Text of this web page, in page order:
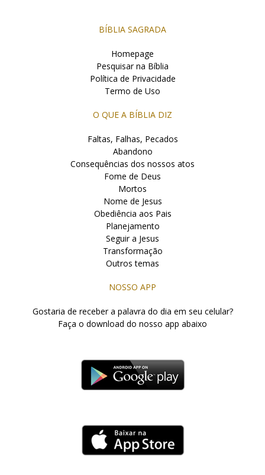
BÍBLIA SAGRADA
Homepage
Pesquisar na Bíblia
Política de Privacidade
Termo de Uso
O QUE A BÍBLIA DIZ
Faltas, Falhas, Pecados
Abandono
Consequências dos nossos atos
Fome de Deus
Mortos
Nome de Jesus
Obediência aos Pais
Planejamento
Seguir a Jesus
Transformação
Outros temas
NOSSO APP
Gostaria de receber a palavra do dia em seu celular?
Faça o download do nosso app abaixo